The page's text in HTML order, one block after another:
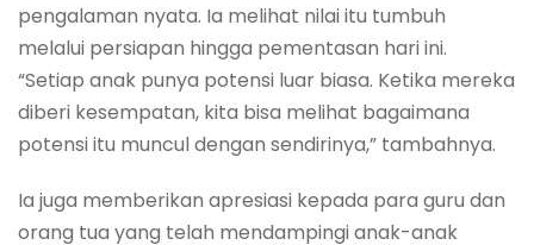
pengalaman nyata. Ia melihat nilai itu tumbuh
melalui persiapan hingga pementasan hari ini.
“Setiap anak punya potensi luar biasa. Ketika mereka
diberi kesempatan, kita bisa melihat bagaimana
potensi itu muncul dengan sendirinya,” tambahnya.
Ia juga memberikan apresiasi kepada para guru dan
orang tua yang telah mendampingi anak-anak